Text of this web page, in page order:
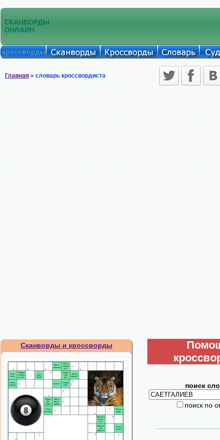
СКАНВОРДЫ
ОНЛАЙН
кроссворды
Главная » словарь кроссвордиста
Сканворды и кроссворды
поиск
поиск по